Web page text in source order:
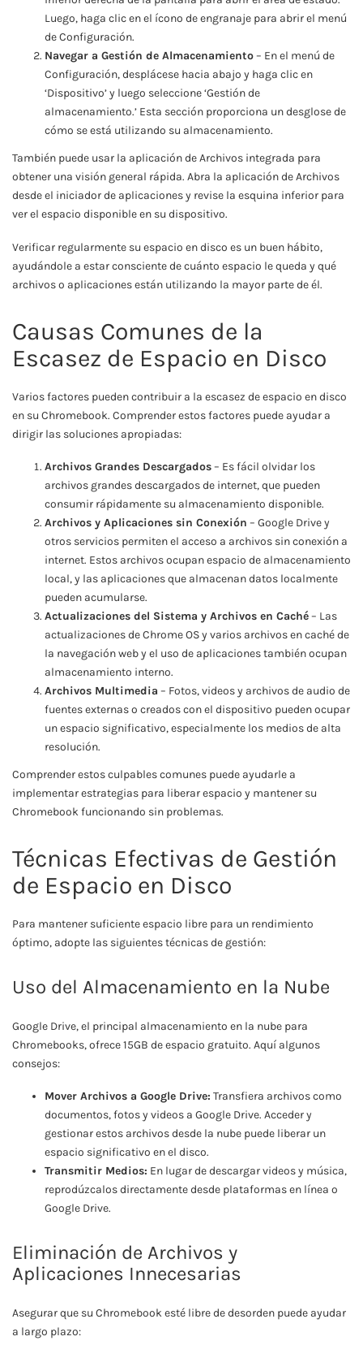
Luego, haga clic en el ícono de engranaje para abrir el menú
de Configuración.
Navegar a Gestión de Almacenamiento– En el menú de
Configuración, desplácese hacia abajo y haga clic en
‘Dispositivo’ y luego seleccione ‘Gestión de
almacenamiento.’ Esta sección proporciona un desglose de
cómo se está utilizando su almacenamiento.
También puede usar la aplicación de Archivos integrada para
obtener una visión general rápida. Abra la aplicación de Archivos
desde el iniciador de aplicaciones y revise la esquina inferior para
ver el espacio disponible en su dispositivo.
Verificar regularmente su espacio en disco es un buen hábito,
ayudándole a estar consciente de cuánto espacio le queda y qué
archivos o aplicaciones están utilizando la mayor parte de él.
Causas Comunes de la
Escasez de Espacio en Disco
Varios factores pueden contribuir a la escasez de espacio en disco
en su Chromebook. Comprender estos factores puede ayudar a
dirigir las soluciones apropiadas:
Archivos Grandes Descargados– Es fácil olvidar los
archivos grandes descargados de internet, que pueden
consumir rápidamente su almacenamiento disponible.
Archivos y Aplicaciones sin Conexión – Google Drive y
otros servicios permiten el acceso a archivos sin conexión a
internet. Estos archivos ocupan espacio de almacenamiento
local, y las aplicaciones que almacenan datos localmente
pueden acumularse.
Actualizaciones del Sistema y Archivos en Caché– Las
actualizaciones de Chrome OS y varios archivos en caché de
la navegación web y el uso de aplicaciones también ocupan
almacenamiento interno.
Archivos Multimedia – Fotos, videos y archivos de audio de
fuentes externas o creados con el dispositivo pueden ocupar
un espacio significativo, especialmente los medios de alta
resolución.
Comprender estos culpables comunes puede ayudarle a
implementar estrategias para liberar espacio y mantener su
Chromebook funcionando sin problemas.
Técnicas Efectivas de Gestión
de Espacio en Disco
Para mantener suficiente espacio libre para un rendimiento
óptimo, adopte las siguientes técnicas de gestión:
Uso del Almacenamiento en la Nube
Google Drive, el principal almacenamiento en la nube para
Chromebooks, ofrece 15GB de espacio gratuito. Aquí algunos
consejos:
Mover Archivos a Google Drive: Transfiera archivos como
documentos, fotos y videos a Google Drive. Acceder y
gestionar estos archivos desde la nube puede liberar un
espacio significativo en el disco.
Transmitir Medios: En lugar de descargar videos y música,
reprodúzcalos directamente desde plataformas en línea o
Google Drive.
Eliminación de Archivos y
Aplicaciones Innecesarias
Asegurar que su Chromebook esté libre de desorden puede ayudar
a largo plazo: